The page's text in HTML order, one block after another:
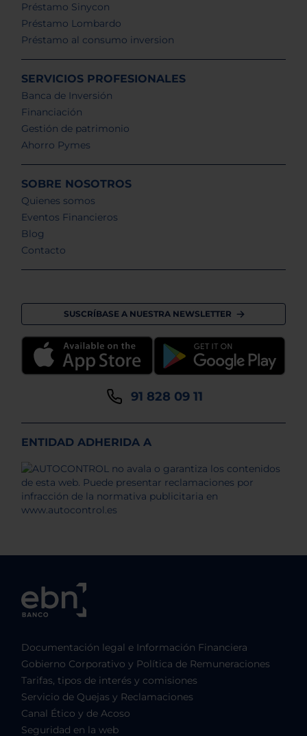
Préstamo Sinycon
Préstamo Lombardo
Préstamo al consumo inversion
SERVICIOS PROFESIONALES
Banca de Inversión
Financiación
Gestión de patrimonio
Ahorro Pymes
SOBRE NOSOTROS
Quienes somos
Eventos Financieros
Blog
Contacto
SUSCRÍBASE A NUESTRA NEWSLETTER
91 828 09 11
ENTIDAD ADHERIDA A
Documentación legal e Información Financiera
Gobierno Corporativo y Política de Remuneraciones
Tarifas, tipos de interés y comisiones
Servicio de Quejas y Reclamaciones
Canal Ético y de Acoso
Seguridad en la web